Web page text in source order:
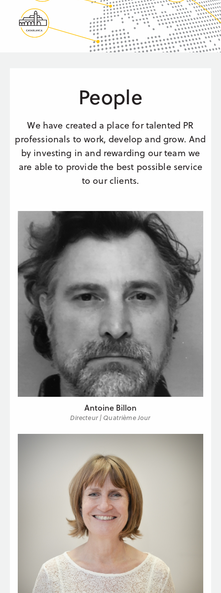
People
We have created a place for talented PR
professionals to work, develop and grow. And
by investing in and rewarding our team we
are able to provide the best possible service
to our clients.
Antoine Billon
Directeur | Quatrième Jour